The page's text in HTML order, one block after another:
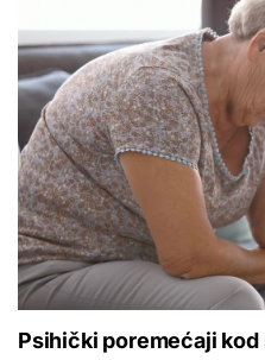
Psihički poremećaji